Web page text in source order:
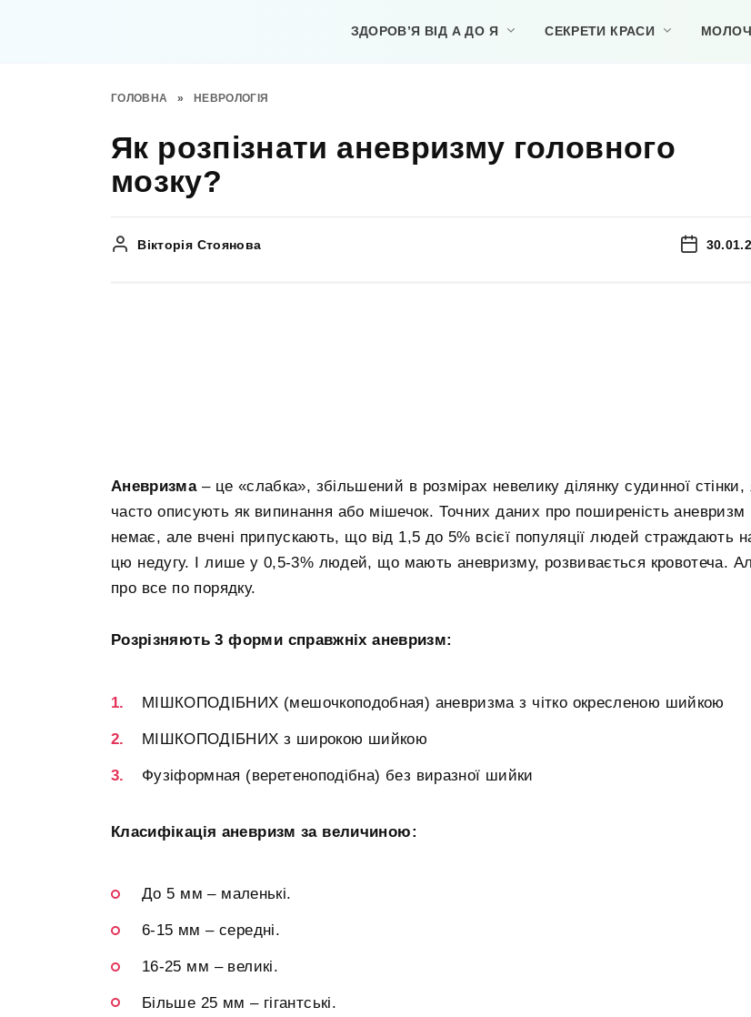
ЗДОРОВ’Я ВІД А ДО Я СЕКРЕТИ КРАСИ
ГОЛОВНА » НЕВРОЛОГІЯ
Як розпізнати аневризму головного
мозку?
Вікторія Стоянова
Аневризма– це «слабка», збільшений в розмірах невелику ділянку судинної стінки,
часто описують як випинання або мішечок. Точних даних про поширеність аневризм
немає, але вчені припускають, що від 1,5 до 5% всієї популяції людей страждають
цю недугу. І лише у 0,5-3% людей, що мають аневризму, розвивається кровотеча.
про все по порядку.
Розрізняють 3 форми справжніх аневризм:
МІШКОПОДІБНИХ (мешочкоподобная) аневризма з чітко окресленою шийкою
МІШКОПОДІБНИХ з широкою шийкою
Фузіформная (веретеноподібна) без виразної шийки
Класифікація аневризм за величиною:
До 5 мм – маленькі.
6-15 мм – середні.
16-25 мм – великі.
Більше 25 мм – гігантські.